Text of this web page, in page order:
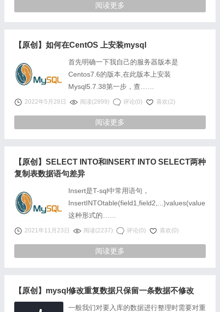
阅读更多
【原创】如何在CentOS 上安装mysql
首先明确一下我自己的服务器版本是
Centos7.6的版本,在此版本上安装
Mysql5.7.38第一步，查……
2022年5月28日 阅读(2899) 评论(0) 喜欢(2)
阅读更多
【原创】SELECT INTO和INSERT INTO SELECT两种
复制表数据语句差异
Insert是T-sql中常用语句，
这种形式的……
2021年11月23日 阅读(2237) 评论(0) 喜欢(0)
阅读更多
【原创】mysql修改重复数据只保留一条数据不修改
一般我们对要入库的数据进行整理时需要对重